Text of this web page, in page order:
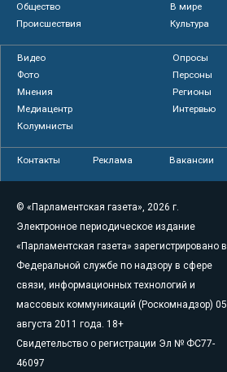
Общество
В мире
Происшествия
Культура
Видео
Опросы
Фото
Персоны
Мнения
Регионы
Медиацентр
Интервью
Колумнисты
Контакты Реклама Вакансии
© «Парламентская газета», 2026 г.
Электронное периодическое издание
«Парламентская газета» зарегистрировано в
Федеральной службе по надзору в сфере
связи, информационных технологий и
массовых коммуникаций (Роскомнадзор) 05
августа 2011 года. 18+
Свидетельство о регистрации Эл № ФС77-
46097